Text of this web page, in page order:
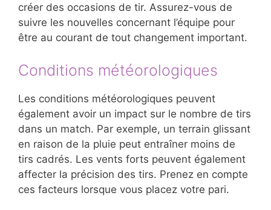
créer des occasions de tir. Assurez-vous de
suivre les nouvelles concernant l’équipe pour
être au courant de tout changement important.
Conditions météorologiques
Les conditions météorologiques peuvent
également avoir un impact sur le nombre de tirs
dans un match. Par exemple, un terrain glissant
en raison de la pluie peut entraîner moins de
tirs cadrés. Les vents forts peuvent également
affecter la précision des tirs. Prenez en compte
ces facteurs lorsque vous placez votre pari.